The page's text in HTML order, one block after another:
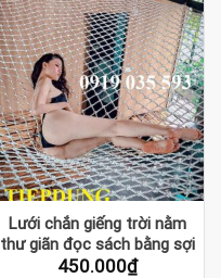
Lưới chắn giếng trời nằm
thư giãn đọc sách bằng sợi
dù chịu lực cao
450.000₫